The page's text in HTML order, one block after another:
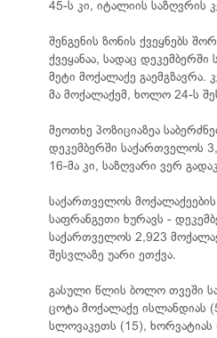
45-ს კი, იტალიის საზღვრის
შენგენის ზონის ქვეყნებს
ქვეყანაა, სადაც
მეტი მოქალაქე გაემგზავრა.
მა მოქალაქემ, ხოლო 24-ს
მეოთხე პოზიციაზეა
დეკემბერში საქართველოს
16-მა კი, საზღვარი ვერ
საქართველოს
საფრანგეთი ხურავს -
საქართველოს 2,923
შესვლაზე უარი ეთქვა.
გასული წლის ბოლო თვეში
ცოტა მოქალაქე ისლანდიას
სლოვაკეთს (15), ხორვატიას